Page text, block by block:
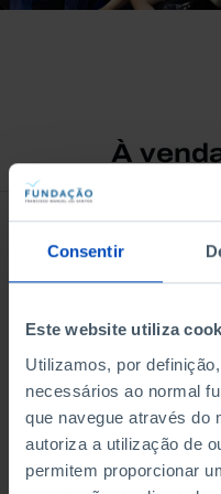
Consentir
Este website utiliza
Utilizamos, por
necessários ao normal
que navegue através do
autoriza a utilização de
permitem proporcionar
À
RETRATOS